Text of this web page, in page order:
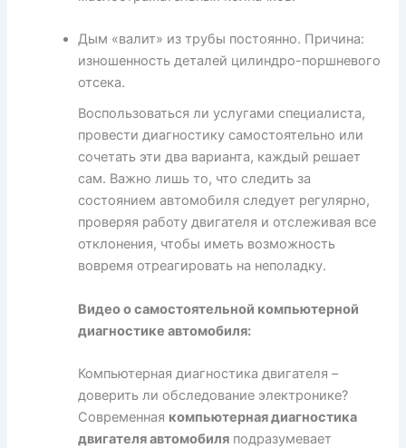
Дым «валит» из трубы постоянно. Причина:
изношенность деталей цилиндро-поршневого
отсека.
Воспользоваться ли услугами специалиста,
провести диагностику самостоятельно или
сочетать эти два варианта, каждый решает
сам. Важно лишь то, что следить за
состоянием автомобиля следует регулярно,
проверяя работу двигателя и отслеживая все
отклонения, чтобы иметь возможность
вовремя отреагировать на неполадку.
Видео о самостоятельной компьютерной
диагностике автомобиля:
Компьютерная диагностика двигателя –
доверить ли обследование электронике?
Современная компьютерная диагностика
двигателя автомобиля подразумевает